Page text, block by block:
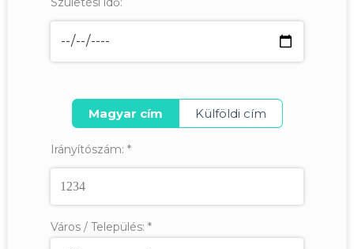
Magyar cím Külföldi cím
Irányítószám: *
Város / Település: *